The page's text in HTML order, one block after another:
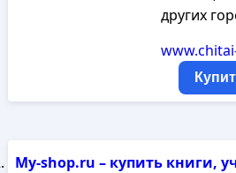
других
My-shop.ru – купить книги,